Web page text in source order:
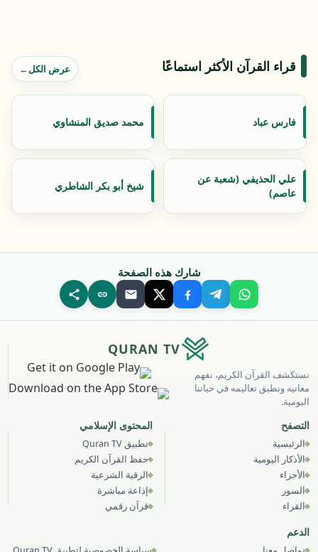
قراء القرآن الأكثر استماعًا عرض الكل
فارس عباد محمد صديق المنشاوي
علي الحذيفي (شعبة عن
عاصم)
شيخ أبو بكر الشاطري
شارك هذه الصفحة
QURAN TV
نستكشف القرآن الكريم، نفهم
معانيه ونطبق تعاليمه في حياتنا
اليومية.
التصفح
الرئيسية
الأذكار اليومية
الأجزاء
السور
القراء
المحتوى الإسلامي
تطبيق Quran TV
حفظ القرآن الكريم
الرقية الشرعية
إذاعة مباشرة
قرآن رقمي
الدعم